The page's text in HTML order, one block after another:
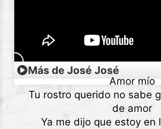
Amor mío
Tu rostro querido no sabe
de amor
Ya me dijo que estoy en
Más de José José